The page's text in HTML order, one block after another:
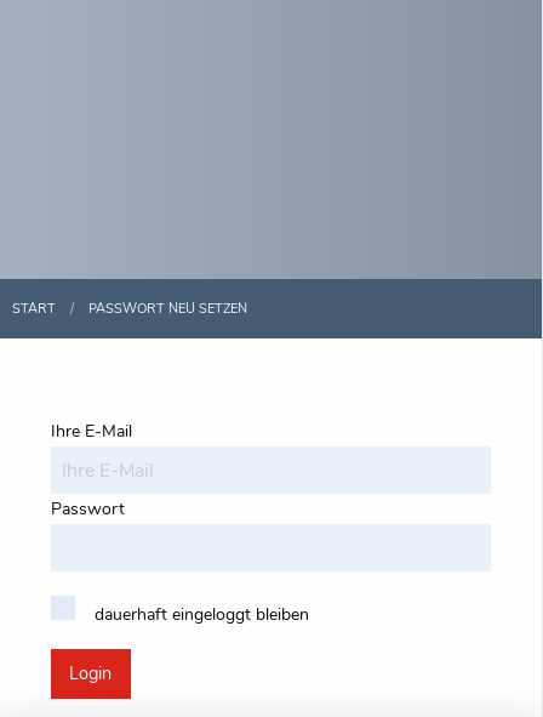
START PASSWORT NEU SETZEN
Ihre E-Mail
Passwort
dauerhaft eingeloggt bleiben
Login